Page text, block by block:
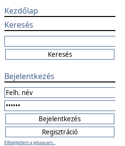
Kezdőlap
Keresés
Bejelentkezés
Elfelejtettem a jelszavam...